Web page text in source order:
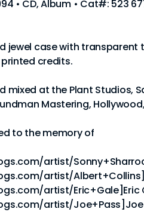
• CD, Album • Cat#: 523
jewel case with transparent
credits.
mixed at the Plant Studios,
Mastering,
to the memory of
artist/
artist/
artist/Eric+Gale]Eric
artist/